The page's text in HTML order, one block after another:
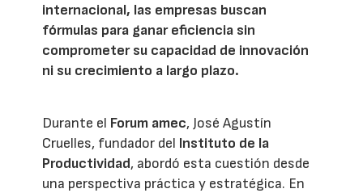
internacional, las empresas buscan
fórmulas para ganar eficiencia sin
comprometer su capacidad de innovación
ni su crecimiento a largo plazo.
Durante el Forum amec, José Agustín
Cruelles, fundador del Instituto de la
Productividad, abordó esta cuestión desde
una perspectiva práctica y estratégica. En